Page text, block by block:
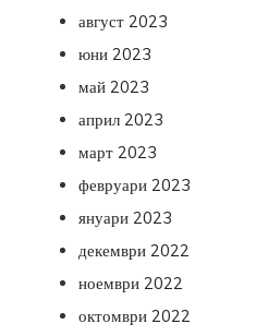
август 2023
юни 2023
май 2023
април 2023
март 2023
февруари 2023
януари 2023
декември 2022
ноември 2022
октомври 2022